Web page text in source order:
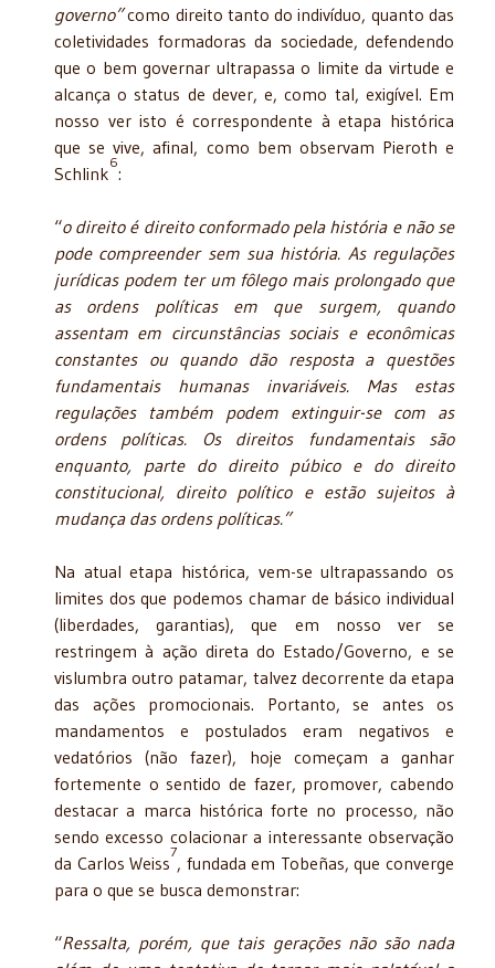
governo”como direito tanto do indivíduo, quanto das
coletividades formadoras da sociedade, defendendo
que o bem governar ultrapassa o limite da virtude e
alcança o status de dever, e, como tal, exigível. Em
nosso ver isto é correspondente à etapa histórica
que se vive, afinal, como bem observam Pieroth e
Schlink
6
:
“o direito é direito conformado pela história e não se
pode compreender sem sua história. As regulações
jurídicas podem ter um fôlego mais prolongado que
as ordens políticas em que surgem, quando
assentam em circunstâncias sociais e econômicas
constantes ou quando dão resposta a questões
fundamentais humanas invariáveis. Mas estas
regulações também podem extinguir-se com as
ordens políticas. Os direitos fundamentais são
enquanto, parte do direito púbico e do direito
constitucional, direito político e estão sujeitos à
mudança das ordens políticas.”
Na atual etapa histórica, vem-se ultrapassando os
limites dos que podemos chamar de básico individual
(liberdades, garantias), que em nosso ver se
restringem à ação direta do Estado/Governo, e se
vislumbra outro patamar, talvez decorrente da etapa
das ações promocionais. Portanto, se antes os
mandamentos e postulados eram negativos e
vedatórios (não fazer), hoje começam a ganhar
fortemente o sentido de fazer, promover, cabendo
destacar a marca histórica forte no processo, não
sendo excesso colacionar a interessante observação
da Carlos Weiss
7
, fundada em Tobeñas, que converge
para o que se busca demonstrar:
“Ressalta, porém, que tais gerações não são nada